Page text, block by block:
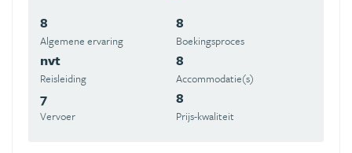
8
Algemene ervaring
8
Boekingsproces
nvt
Reisleiding
8
Accommodatie(s)
7
Vervoer
8
Prijs-kwaliteit